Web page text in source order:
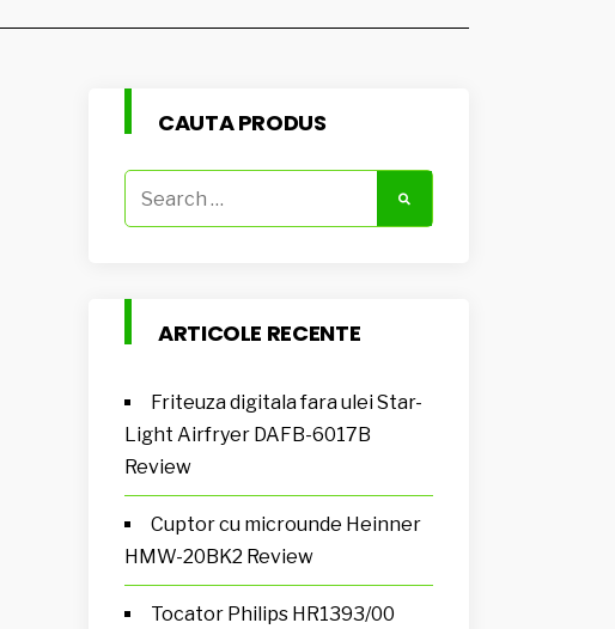
CAUTA PRODUS
for:
ARTICOLE RECENTE
Friteuza digitala fara ulei Star-
Light Airfryer DAFB-6017B
Review
Cuptor cu microunde Heinner
HMW-20BK2 Review
Tocator Philips HR1393/00